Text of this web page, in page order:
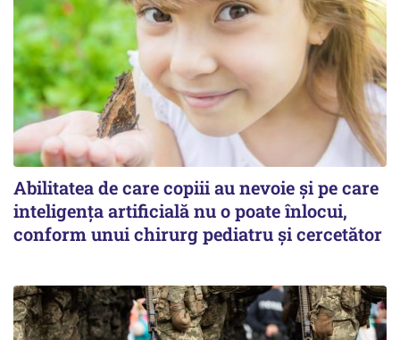
Abilitatea de care copiii au nevoie și pe care
inteligența artificială nu o poate înlocui,
conform unui chirurg pediatru și cercetător